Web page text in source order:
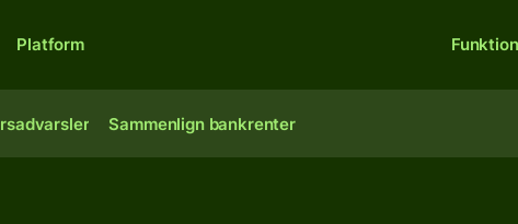
Platform
Sammenlign bankrenter